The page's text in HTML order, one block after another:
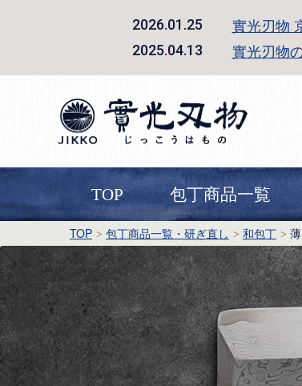
2026.01.25 實光刃物
2025.04.13 實光刃物
TOP 包丁商品一覧
TOP 包丁商品一覧・研ぎ直し 和包丁